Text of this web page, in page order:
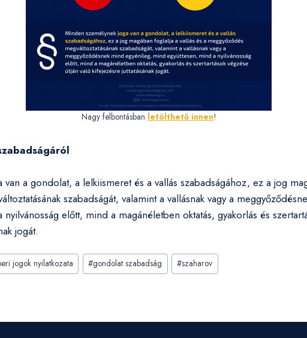
Nagy felbontásban letölthető innen!
a gondolat, a lelkiismeret és a vallás szabadságához, ez a jog
szabadságát, valamint a vallásnak vagy a
előtt, mind a magánéletben oktatás, gyakorlás és
jogát.
jogok nyilatkozata #gondolat szabadság #szaharov